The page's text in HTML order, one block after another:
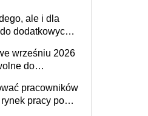
ale i dla
dodatkowych
wrześniu 2026
do
pracowników
pracy po